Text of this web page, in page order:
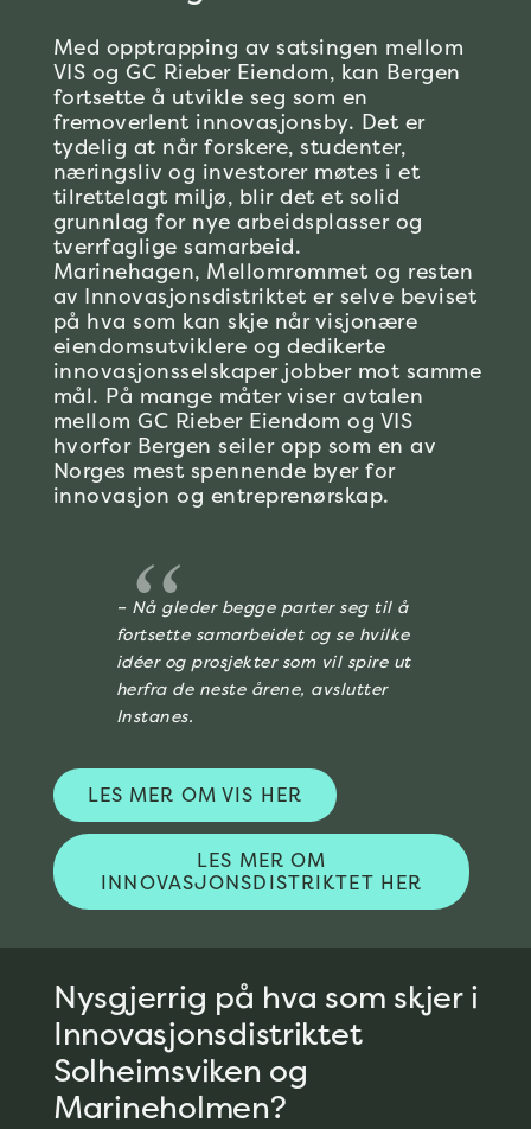
Med opptrapping av satsingen mellom
VIS og GC Rieber Eiendom, kan Bergen
fortsette å utvikle seg som en
fremoverlent innovasjonsby. Det er
tydelig at når forskere, studenter,
næringsliv og investorer møtes i et
tilrettelagt miljø, blir det et solid
grunnlag for nye arbeidsplasser og
tverrfaglige samarbeid.
Marinehagen, Mellomrommet og resten
av Innovasjonsdistriktet er selve beviset
på hva som kan skje når visjonære
eiendomsutviklere og dedikerte
innovasjonsselskaper jobber mot samme
mål. På mange måter viser avtalen
mellom GC Rieber Eiendom og VIS
hvorfor Bergen seiler opp som en av
Norges mest spennende byer for
innovasjon og entreprenørskap.
– Nå gleder begge parter seg til å
fortsette samarbeidet og se hvilke
idéer og prosjekter som vil spire ut
herfra de neste årene, avslutter
Instanes.
LES MER OM VIS HER
LES MER OM
INNOVASJONSDISTRIKTET HER
Nysgjerrig på hva som skjer i
Innovasjonsdistriktet
Solheimsviken og
Marineholmen?